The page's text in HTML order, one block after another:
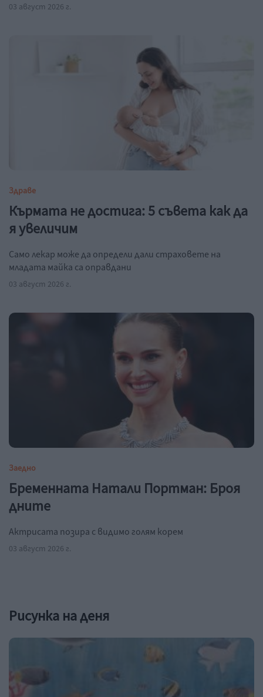
03 август 2026 г.
Здраве
Кърмата не достига: 5 съвета как да
я увеличим
Само лекар може да определи дали страховете на
младата майка са оправдани
03 август 2026 г.
Заедно
Бременната Натали Портман: Броя
дните
Актрисата позира с видимо голям корем
03 август 2026 г.
Рисунка на деня